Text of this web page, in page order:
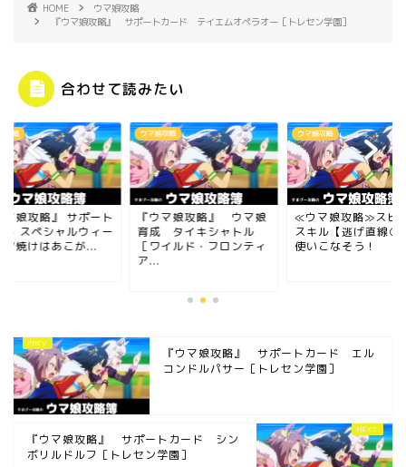
HOME
ウマ娘攻略
『ウマ娘攻略』 サポートカード テイエムオペラオー［トレセン学園］
合わせて読みたい
攻略
マ娘攻略』 サポート
ド スペシャルウィー
夕焼けはあこが...
ウマ娘攻略
『ウマ娘攻略』 ウマ娘
育成 タイキシャトル
［ワイルド・フロンティ
ア...
ウマ娘攻略
≪ウマ娘攻略≫スピ
スキル【逃げ直線○
使いこなそう！
『ウマ娘攻略』 サポートカード エル
コンドルパサー［トレセン学園］
『ウマ娘攻略』 サポートカード シン
ボリルドルフ［トレセン学園］